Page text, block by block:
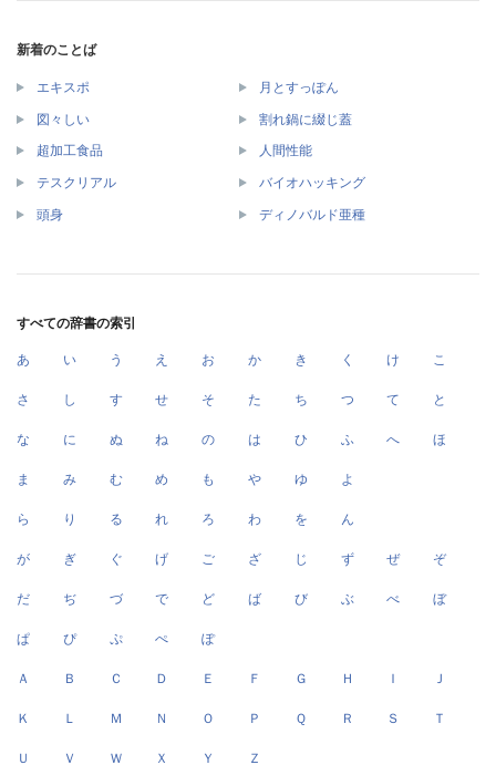
新着のことば
エキスポ 月とすっぽん
図々しい 割れ鍋に綴じ蓋
超加工食品 人間性能
テスクリアル バイオハッキング
頭身 ディノバルド亜種
すべての辞書の索引
あ い う え お か き く け こ
さ し す せ そ た ち つ て と
な に ぬ ね の は ひ ふ へ ほ
ま み む め も や ゆ よ
ら り る れ ろ わ を ん
が ぎ ぐ げ ご ざ じ ず ぜ ぞ
だ ぢ づ で ど ば び ぶ べ ぼ
ぱ ぴ ぷ ぺ ぽ
Ａ Ｂ Ｃ Ｄ Ｅ Ｆ Ｇ Ｈ Ｉ Ｊ
Ｋ Ｌ Ｍ Ｎ Ｏ Ｐ Ｑ Ｒ Ｓ Ｔ
Ｕ Ｖ Ｗ Ｘ Ｙ Ｚ